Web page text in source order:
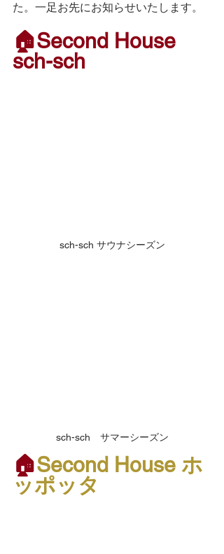
た。一足お先にお知らせいたします。
🏠Second House
sch-sch
sch-sch サウナシーズン
sch-sch　サマーシーズン
🏠Second House ホ
ッポッタ